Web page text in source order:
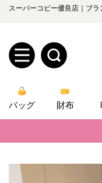
スーパーコピー優良店｜ブ
規
ロ
バッグ 財布